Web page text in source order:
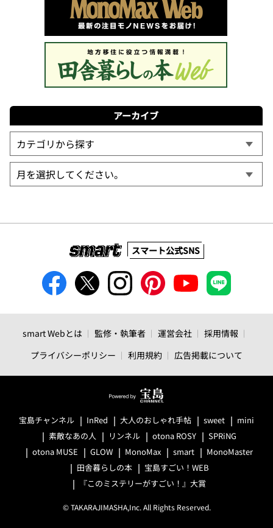
アーカイブ
スマート公式SNS
smart Webとは 監修・執筆者 運営会社
採用情報
プライバシーポリシー
利用規約 広告掲載について
宝島チャンネル InRed 大人のおしゃれ手帖 sweet
mini
素敵なあの人
リンネル otona ROSY
SPRiNG
otona MUSE
GLOW MonoMax smart
MonoMaster
田舎暮らしの本
宝島すごい！WEB
『このミステリーがすごい！』大賞
© TAKARAJIMASHA,Inc. All Rights Reserved.